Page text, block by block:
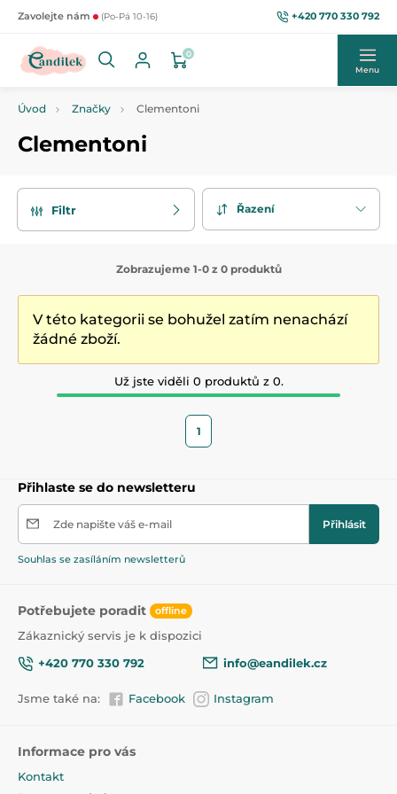
Zavolejte nám (Po-Pá 10-16) +420 770 330 792
0
Menu
Úvod Značky Clementoni
Clementoni
Filtr Řazení
Zobrazujeme 1-0 z 0 produktů
V této kategorii se bohužel zatím nenachází
žádné zboží.
Už jste viděli 0 produktů z 0.
1
Přihlaste se do newsletteru
Zde napište váš e-mail Přihlásit
Souhlas se zasíláním newsletterů
Potřebujete poradit offline
Zákaznický servis je k dispozici
+420 770 330 792
info@eandilek.cz
Jsme také na: Facebook Instagram
Informace pro vás
Kontakt